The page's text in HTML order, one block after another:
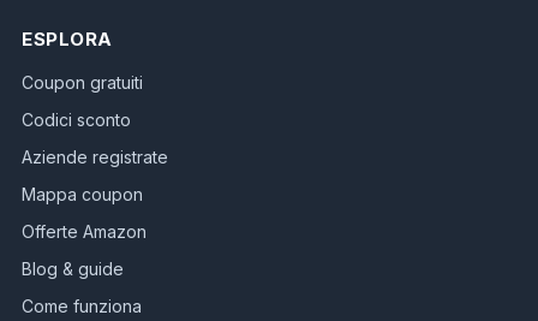
ESPLORA
Coupon gratuiti
Codici sconto
Aziende registrate
Mappa coupon
Offerte Amazon
Blog & guide
Come funziona